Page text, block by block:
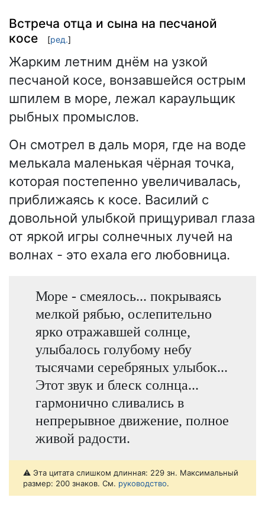
Встреча отца и сына на песчаной
косе
[ред.]
Жарким летним днём на узкой
песчаной косе, вонзавшейся острым
шпилем в море, лежал караульщик
рыбных промыслов.
Он смотрел в даль моря, где на воде
мелькала маленькая чёрная точка,
которая постепенно увеличивалась,
приближаясь к косе. Василий с
довольной улыбкой прищуривал глаза
от яркой игры солнечных лучей на
волнах - это ехала его любовница.
Море - смеялось... покрываясь
мелкой рябью, ослепительно
ярко отражавшей солнце,
улыбалось голубому небу
тысячами серебряных улыбок...
Этот звук и блеск солнца...
гармонично сливались в
непрерывное движение, полное
живой радости.
⚠️ Эта цитата слишком длинная: 229 зн. Максимальный
размер: 200 знаков. См. руководство.